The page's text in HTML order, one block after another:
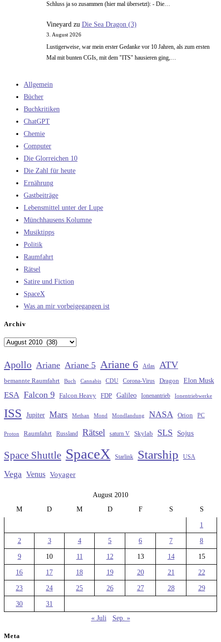
Schluss ja so zusammen (hier mal übersetzt): - Die…
Vineyard zu Die Sea Dragon (3)
3. August 2026
Lustigerweise, war mein erster Gedanke vor 10 Jahren, als zum ersten
Mal mit bunten CGIs, mit dem "ITS" hausieren ging,…
Allgemein
Bücher
Buchkritiken
ChatGPT
Chemie
Computer
Die Glorreichen 10
Die Zahl für heute
Ernährung
Gastbeiträge
Lebensmittel unter der Lupe
Münchhausens Kolumne
Musiktipps
Politik
Raumfahrt
Rätsel
Satire und Fiction
SpaceX
Was an mir vorbeigegangen ist
Archiv
Archiv
Apollo Ariane Ariane 5 Ariane 6 Atlas ATV
bemannte Raumfahrt Buch Cannabis CDU Corona-Virus Dragon Elon Musk
ESA Falcon 9 Falcon Heavy FDP Galileo Ionenantrieb Ionentriebwerke
ISS Jupiter Mars Methan Mond Mondlandung NASA Orion PC
Proton Raumfahrt Russland Rätsel saturn V Skylab SLS Sojus
Space Shuttle SpaceX Starlink Starship USA
Vega Venus Voyager
August 2010
M
D M D F S S
1
2 3 4 5 6 7 8
9 10 11 12 13 14 15
16 17 18 19 20 21 22
23 24 25 26 27 28 29
30
31
« Juli
Sep. »
Meta